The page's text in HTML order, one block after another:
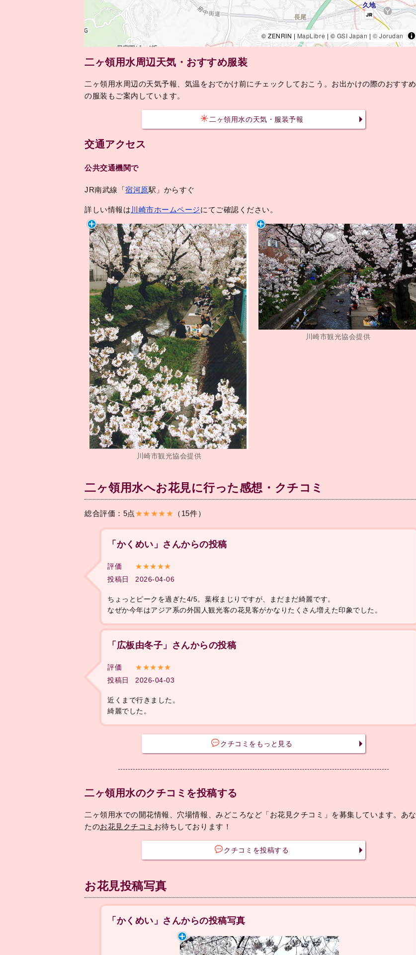
© ZENRIN | MapLibre | © GSI Japan |© Jorudan
二ヶ領用水周辺天気・おすすめ服装
二ヶ領用水周辺の天気予報、気温をおでかけ前にチェックしておこう。お出かけの際のおすすめ
の服装もご案内しています。
二ヶ領用水の天気・服装予報
交通アクセス
公共交通機関で
JR南武線「宿河原駅」からすぐ
詳しい情報は 川崎市ホームページにてご確認ください。
川崎市観光協会提供
川崎市観光協会提供
二ヶ領用水へお花見に行った感想・クチコミ
総合評価：5点★★★★★ （15件）
「かくめい」さんからの投稿
評価
★★★★★
投稿日
2026-04-06
ちょっとピークを過ぎた4/5。葉桜まじりですが、まだまだ綺麗です。
なぜか今年はアジア系の外国人観光客の花見客がかなりたくさん増えた印象でした。
「広板由冬子」さんからの投稿
評価
★★★★★
投稿日
2026-04-03
近くまで行きました。
綺麗でした。
クチコミをもっと見る
二ヶ領用水のクチコミを投稿する
二ヶ領用水での開花情報、穴場情報、みどころなど「お花見クチコミ」を募集しています。あな
たのお花見クチコミ お待ちしております！
クチコミを投稿する
お花見投稿写真
「かくめい」さんからの投稿写真